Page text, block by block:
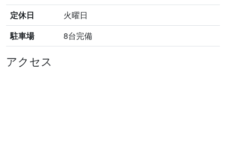
【津島市 柳原町2丁目 貸店舗 2階】を掲載！！
2025/09/21
【津島市 藤浪町5丁目 貸店舗 1階】
2025/09/08
【津島市 昭和町4丁目（津島駅）住宅用地】
定休日
火曜日
駐車場
8台完備
アクセス